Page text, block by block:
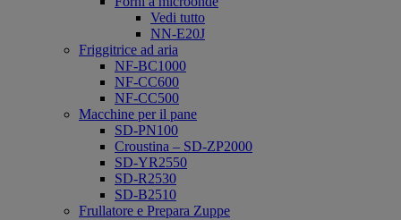
Vedi tutto
NN-E20J
Friggitrice ad aria
NF-BC1000
NF-CC600
NF-CC500
Macchine per il pane
SD-PN100
Croustina – SD-ZP2000
SD-YR2550
SD-R2530
SD-B2510
Frullatore e Prepara Zuppe